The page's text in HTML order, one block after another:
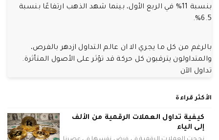
بنسبة 11% في الربع الأول، بينما شهد الذهب ارتفاعًا بنسبة
6.5%.
بالرغم من كل ما يجري الا ان عالم التداول ازدهر بالفرص،
والمتداولون يترقبون كل حركة قد تؤثر على الأصول المتأثرة.
تداول الآن
الأكثر قراءة
كيفية تداول العملات الرقمية من الألف
إلى الياء